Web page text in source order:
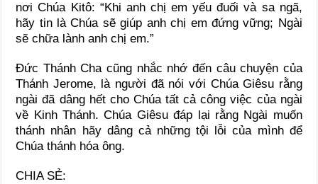
nơi Chúa Kitô: “Khi anh chị em yếu đuối và sa ngã,
hãy tin là Chúa sẽ giúp anh chị em đứng vững; Ngài
sẽ chữa lành anh chị em.”
Đức Thánh Cha cũng nhắc nhớ đến câu chuyện của
Thánh Jerome, là người đã nói với Chúa Giêsu rằng
ngài đã dâng hết cho Chúa tất cả công việc của ngài
về Kinh Thánh. Chúa Giêsu đáp lại rằng Ngài muốn
thánh nhân hãy dâng cả những tội lỗi của mình để
Chúa thánh hóa ông.
CHIA SẺ: